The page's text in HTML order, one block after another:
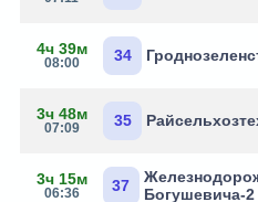
4ч 39м
08:00 34
3ч 48м
07:09 35
3ч 15м
06:36 37
Богушевича-2